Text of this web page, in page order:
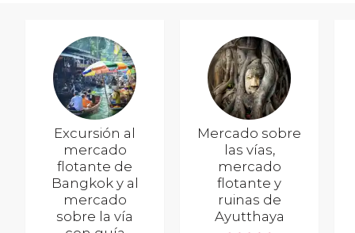
Excursión al
mercado
flotante de
Bangkok y al
mercado
sobre la vía
Mercado sobre
las vías,
mercado
flotante y
ruinas de
Ayutthaya